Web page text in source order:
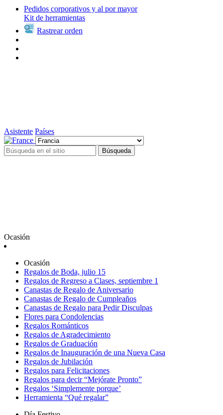
Pedidos corporativos y al por mayor
Kit de herramientas
Rastrear orden
Asistente Países
Búsqueda
Ocasión
Ocasión
Regalos de Boda, julio 15
Regalos de Regreso a Clases, septiembre 1
Canastas de Regalo de Aniversario
Canastas de Regalo de Cumpleaños
Canastas de Regalo para Pedir Disculpas
Flores para Condolencias
Regalos Románticos
Regalos de Agradecimiento
Regalos de Graduación
Regalos de Inauguración de una Nueva Casa
Regalos de Jubilación
Regalos para Felicitaciones
Regalos para decir “Mejórate Pronto”
Regalos ‘Simplemente porque’
Herramienta “Qué regalar”